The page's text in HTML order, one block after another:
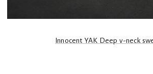
Innocent YAK Deep v-neck